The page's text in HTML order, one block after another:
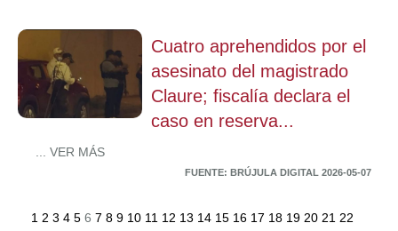
Cuatro aprehendidos por el
asesinato del magistrado
Claure; fiscalía declara el
caso en reserva...
... VER MÁS
FUENTE: BRÚJULA DIGITAL 2026-05-07
1 2 3 4 5 6 7 8 9 10 11 12 13 14 15 16 17 18 19 20 21 22